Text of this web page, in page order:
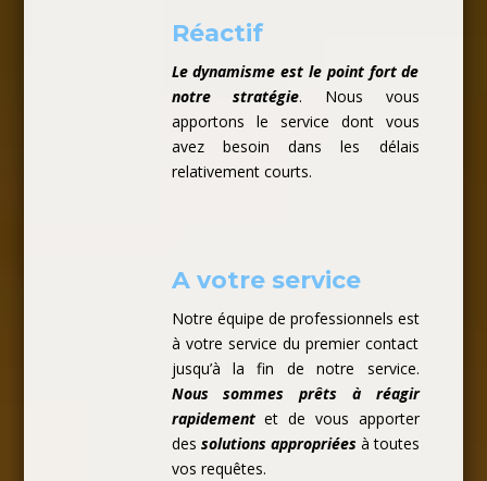
Réactif
Le dynamisme est le point fort de
notre stratégie. Nous vous
apportons le service dont vous
avez besoin dans les délais
relativement courts.
A votre service
Notre équipe de professionnels est
à votre service du premier contact
jusqu’à la fin de notre service.
Nous sommes prêts à réagir
rapidementet de vous apporter
des solutions appropriéesà toutes
vos requêtes.